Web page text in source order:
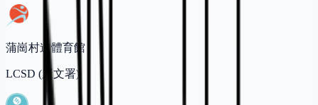
蒲崗村道體育館
LCSD (康文署)